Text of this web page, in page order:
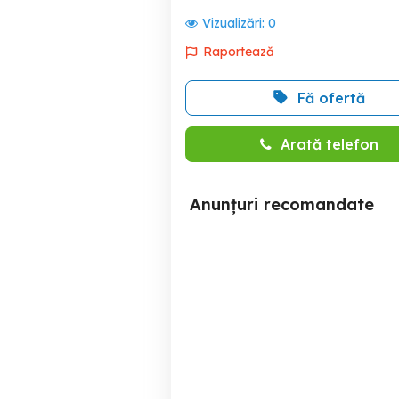
Vizualizări: 0
Raportează
Fă ofertă
Arată telefon
Anunțuri recomandate